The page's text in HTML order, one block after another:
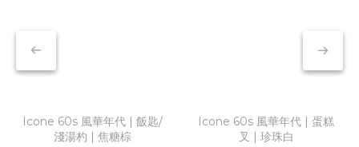
Icone 60s 風華年代 | 飯匙/
淺湯杓 | 焦糖棕
Icone 60s 風華年代 | 蛋糕
叉 | 珍珠白